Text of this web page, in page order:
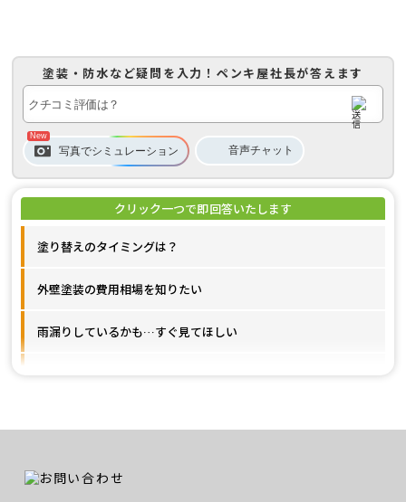
塗装・防水など疑問を入力！ ペンキ屋社長が答えます
写真でシミュレーション 音声チャット
塗り替えのタイミングは？
外壁塗装の費用相場を知りたい
雨漏りしているかも…すぐ見てほしい